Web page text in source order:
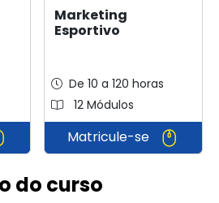
Marketing
Esportivo
De 10 a 120 horas
12 Módulos
Matricule-se
do curso